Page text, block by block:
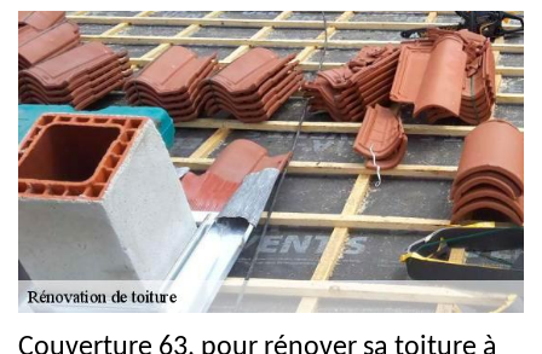
Couverture 63, pour rénover sa toiture à